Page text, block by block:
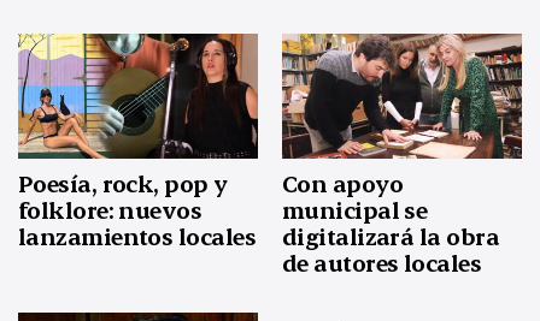
Poesía, rock, pop y
folklore: nuevos
lanzamientos locales
Con apoyo
municipal se
digitalizará la obra
de autores locales